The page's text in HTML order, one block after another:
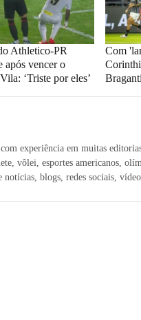
Athletico-PR
após vencer o
‘Triste por eles’
Com
experiência em muitas
vôlei, esportes americanos,
blogs, redes sociais,